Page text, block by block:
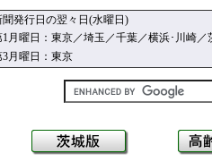
聞発行日の翌々日(水曜日)
1月曜日：東京／埼玉／千葉／横浜･川崎／
3月曜日：東京